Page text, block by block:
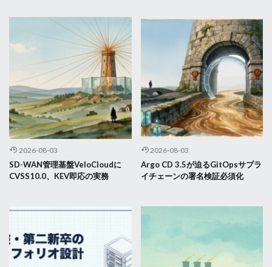
2026-08-03
SD-WAN管理基盤VeloCloudに
CVSS10.0、KEV即応の実務
2026-08-03
Argo CD 3.5が迫るGitOpsサプラ
イチェーンの署名検証必須化